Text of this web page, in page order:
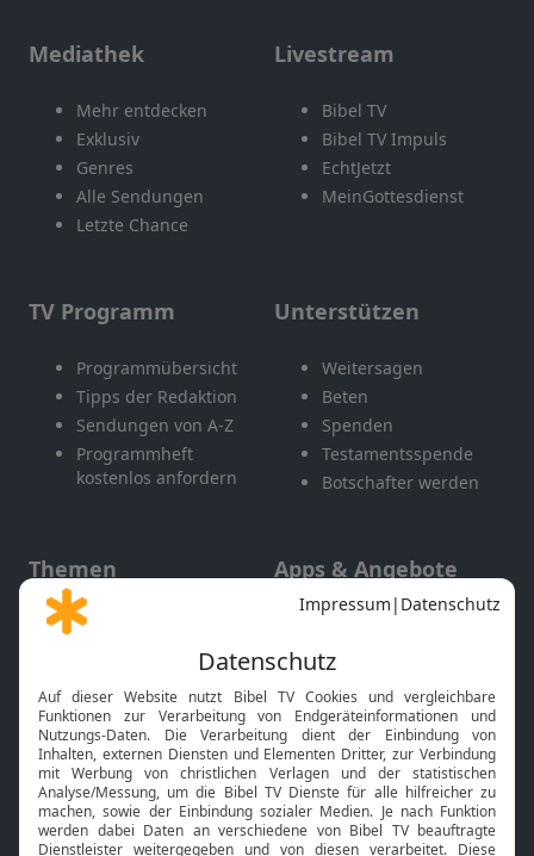
Mediathek
Mehr entdecken
Exklusiv
Genres
Alle Sendungen
Letzte Chance
Livestream
Bibel TV
Bibel TV Impuls
EchtJetzt
MeinGottesdienst
TV Programm
Programmübersicht
Tipps der Redaktion
Sendungen von A-Z
Programmheft
kostenlos anfordern
Unterstützen
Weitersagen
Beten
Spenden
Testamentsspende
Botschafter werden
Themen
Gott und Bibel erklärt
Neuigkeiten
Apps & Angebote
Mobile App
Smart TV
HbbTV
Bibelthek Online-Bibel
Nächster Gottesdienst